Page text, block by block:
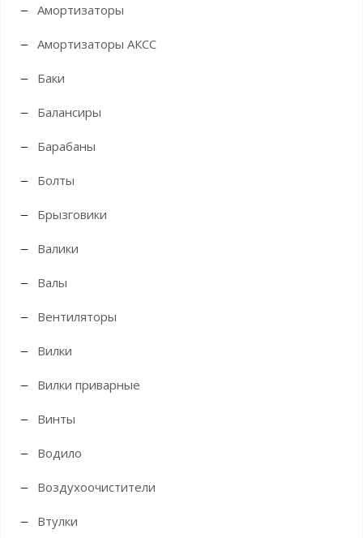
Амортизаторы
Амортизаторы АКСС
Баки
Балансиры
Барабаны
Болты
Брызговики
Валики
Валы
Вентиляторы
Вилки
Вилки приварные
Винты
Водило
Воздухоочистители
Втулки